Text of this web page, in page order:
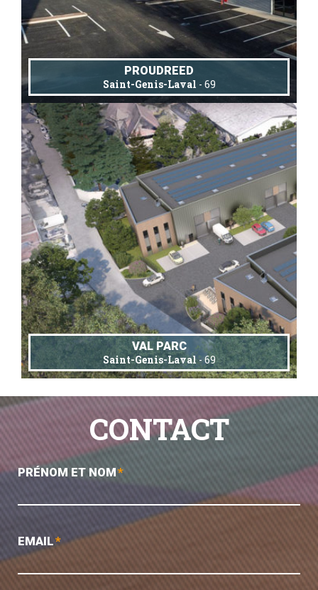
PROUDREED
Saint-Genis-Laval - 69
VAL PARC
Saint-Genis-Laval- 69
CONTACT
PRÉNOM ET NOM*
EMAIL*